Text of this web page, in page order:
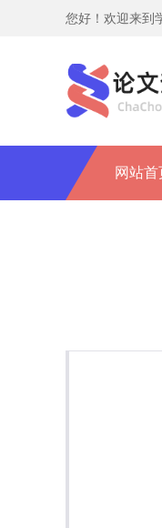
您好！欢迎来到
网站首